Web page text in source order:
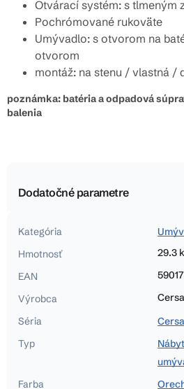
Otvárací systém: s tlmeným
Pochrómované rukoväte
Umývadlo: s otvorom na
otvorom
montáž: na stenu / vlastná /
poznámka: batéria a odpadová
balenia
Dodatočné parametre
Kategória
Hmotnosť
29.3
EAN
Výrobca
Séria
Typ
Farba